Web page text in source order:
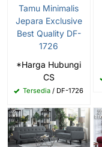
Tamu Minimalis
Jepara Exclusive
Best Quality DF-
1726
*Harga Hubungi
CS
Tersedia / DF-1726